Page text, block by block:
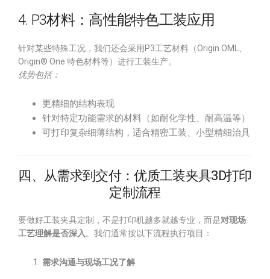
4. P3材料：高性能特色工装应用
针对某些特殊工况，我们还会采用P3工艺材料（Origin OML、
Origin® One 特色材料等）进行工装生产。
优势包括：
更精细的结构表现
针对特定功能需求的材料（如耐化学性、耐高温等）
可打印复杂细薄结构，适合精密工装、小型精细治具
四、从需求到交付：优质工装夹具3D打印
定制流程
要做好工装夹具定制，不是打印机越多就越专业，而是对现场
工艺理解是否深入 。我们通常按以下流程执行项目：
需求沟通与现场工况了解